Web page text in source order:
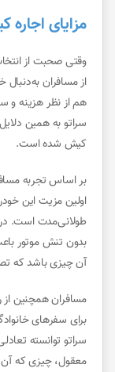
مزایای اجاره
وقتی صحبت از
از مسافران
هم از نظر هزینه و
سراتو به همین
کیش شده است.
بر اساس تجربه
اولین مزیت این
طولانی‌مدت است.
بدون تنش موتور
آن چیزی باشد که
مسافران همچنین
برای سفرهای
سراتو توانسته
معقول، چیزی که